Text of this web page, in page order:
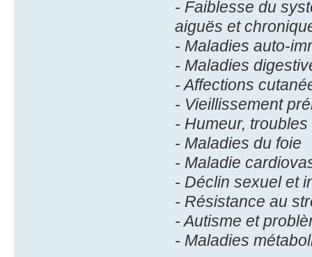
- Faiblesse du
aiguës et
- Maladies auto-
- Maladies
- Affections
- Vieillissement
- Humeur,
- Maladies du foie
- Maladie
- Déclin sexuel et
- Résistance au
- Autisme et
- Maladies